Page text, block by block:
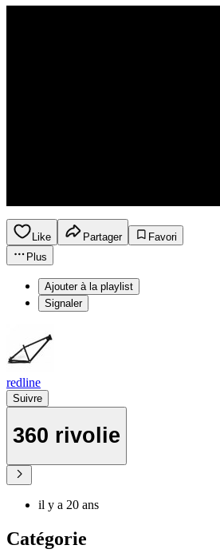
Like Partager
Favori
Plus
Ajouter à la playlist
Signaler
redline
Suivre
360 rivolie
il y a 20 ans
Catégorie